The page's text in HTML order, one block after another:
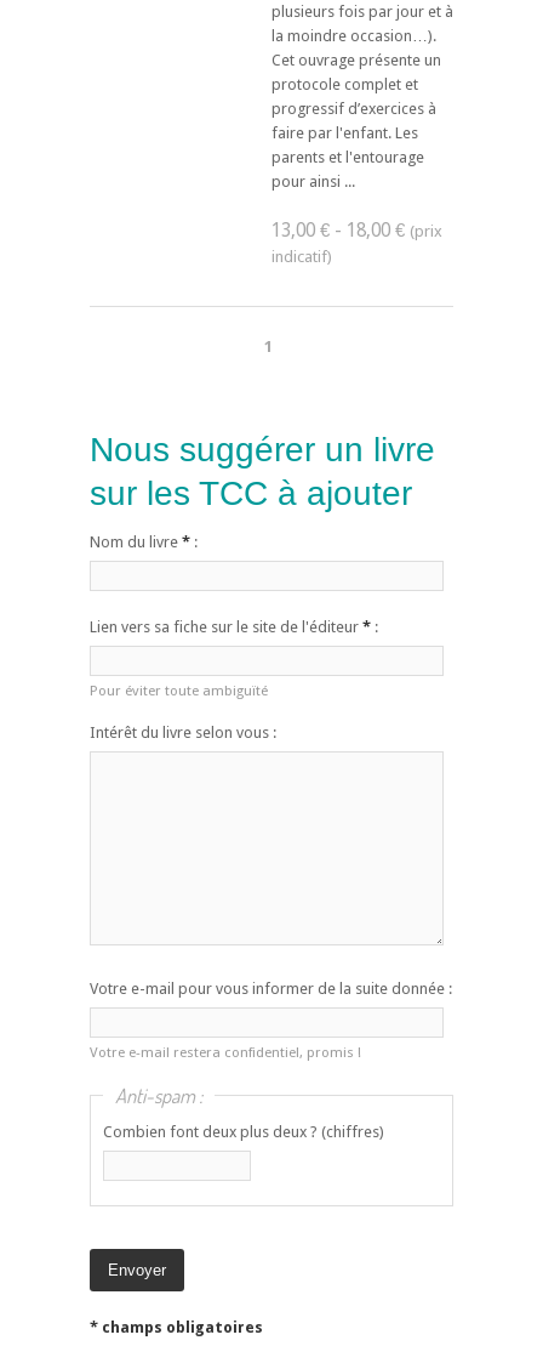
plusieurs fois par jour et à
la moindre occasion…).
Cet ouvrage présente un
protocole complet et
progressif d’exercices à
faire par l'enfant. Les
parents et l'entourage
pour ainsi ...
13,00 € - 18,00 €
1
Nous suggérer un livre
sur les TCC à ajouter
Nom du livre * :
Lien vers sa fiche sur le site de l'éditeur * :
Pour éviter toute ambiguïté
Intérêt du livre selon vous :
Votre e-mail pour vous informer de la suite donnée :
Votre e-mail restera confidentiel, promis !
Anti-spam :
Combien font deux plus deux ? (chiffres)
* champs obligatoires